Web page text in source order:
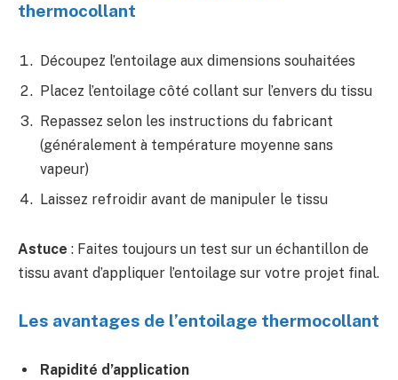
thermocollant
Découpez l’entoilage aux dimensions souhaitées
Placez l’entoilage côté collant sur l’envers du tissu
Repassez selon les instructions du fabricant
(généralement à température moyenne sans
vapeur)
Laissez refroidir avant de manipuler le tissu
Astuce : Faites toujours un test sur un échantillon de
tissu avant d’appliquer l’entoilage sur votre projet final.
Les avantages de l’entoilage thermocollant
Rapidité d’application